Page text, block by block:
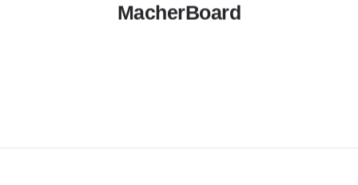
MacherBoard